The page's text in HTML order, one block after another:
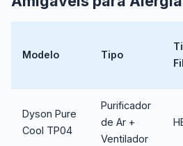
Modelo Tipo
Dyson Pure
Cool TP04
Purificador
de Ar +
Ventilador